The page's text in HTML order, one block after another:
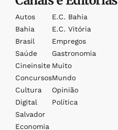
Autos
Bahia
Brasil
Saúde
Cineinsite
Concursos
Cultura
Digital
Salvador
Economia
E.c. Bahia
E.c. Vitória
Empregos
Gastronomia
Muito
Mundo
Opinião
Política